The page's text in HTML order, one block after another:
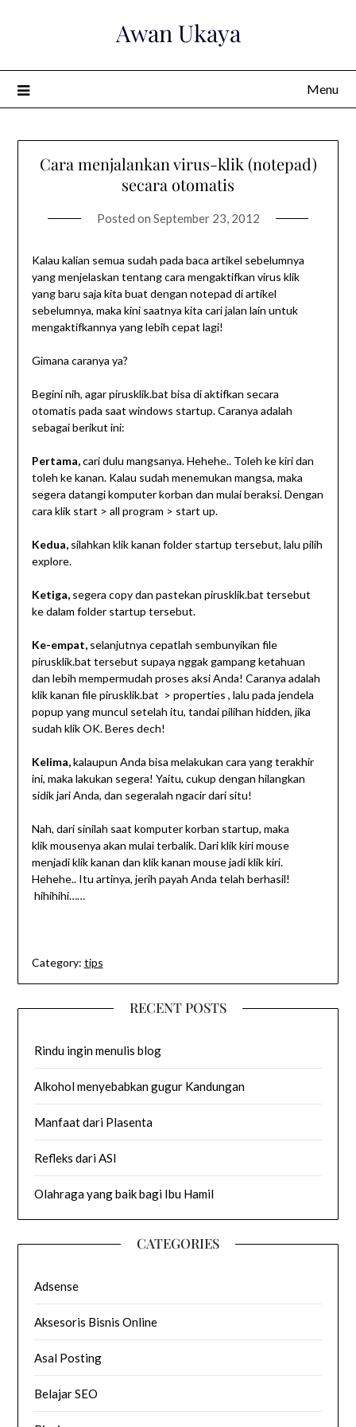
Awan Ukaya
Menu
Cara menjalankan virus-klik (notepad)
secara otomatis
Posted on September 23, 2012
Kalau kalian semua sudah pada baca artikel sebelumnya
yang menjelaskan tentang cara mengaktifkan virus klik
yang baru saja kita buat dengan notepad di artikel
sebelumnya, maka kini saatnya kita cari jalan lain untuk
mengaktifkannya yang lebih cepat lagi!
Gimana caranya ya?
Begini nih, agar pirusklik.bat bisa di aktifkan secara
otomatis pada saat windows startup. Caranya adalah
sebagai berikut ini:
Pertama,cari dulu mangsanya. Hehehe.. Toleh ke kiri dan
toleh ke kanan. Kalau sudah menemukan mangsa, maka
segera datangi komputer korban dan mulai beraksi. Dengan
cara klik start > all program > start up.
Kedua, silahkan klik kanan folder startup tersebut, lalu pilih
explore.
Ketiga, segera copy dan pastekan pirusklik.bat tersebut
ke dalam folder startup tersebut.
Ke-empat, selanjutnya cepatlah sembunyikan file
pirusklik.bat tersebut supaya nggak gampang ketahuan
dan lebih mempermudah proses aksi Anda! Caranya adalah
klik kanan file pirusklik.bat > properties , lalu pada jendela
popup yang muncul setelah itu, tandai pilihan hidden, jika
sudah klik OK. Beres dech!
Kelima,kalaupun Anda bisa melakukan cara yang terakhir
ini, maka lakukan segera! Yaitu, cukup dengan hilangkan
sidik jari Anda, dan segeralah ngacir dari situ!
Nah, dari sinilah saat komputer korban startup, maka
klik mousenya akan mulai terbalik. Dari klik kiri mouse
menjadi klik kanan dan klik kanan mouse jadi klik kiri.
Hehehe.. Itu artinya, jerih payah Anda telah berhasil!
hihihihi……
Category: tips
RECENT POSTS
Rindu ingin menulis blog
Alkohol menyebabkan gugur Kandungan
Manfaat dari Plasenta
Refleks dari ASI
Olahraga yang baik bagi Ibu Hamil
CATEGORIES
Adsense
Aksesoris Bisnis Online
Asal Posting
Belajar SEO